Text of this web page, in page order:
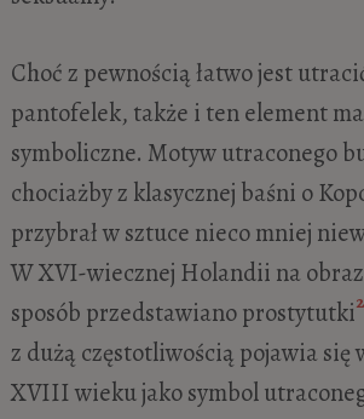
Choć z pewnością łatwo jest
pantofelek, także i ten element
symboliczne. Motyw utraconego
chociażby z klasycznej baśni o
przybrał w sztuce nieco mniej
W XVI-wiecznej Holandii na
sposób przedstawiano prostytutki2
z dużą częstotliwością pojawia się
XVIII wieku jako symbol